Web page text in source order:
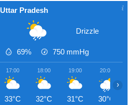
Uttar Pradesh
Drizzle
69% 750 mmHg
17:00
33°C
18:00
32°C
19:00
31°C
20:00
30°C
›